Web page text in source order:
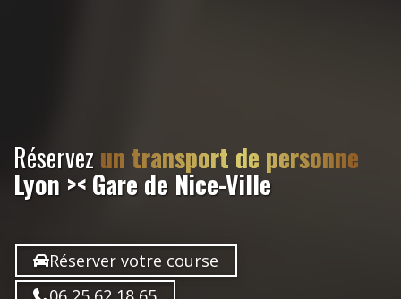
Réservez un transport de personne
Lyon >< Gare de Nice-Ville
Réserver votre course